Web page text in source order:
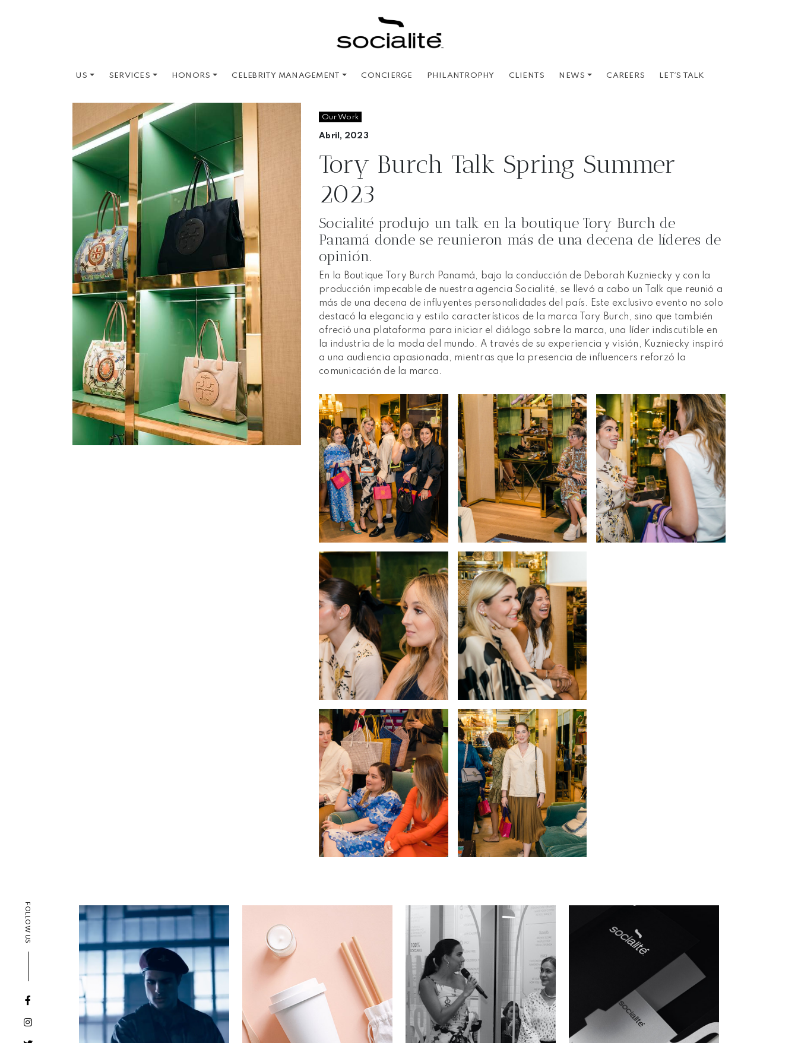
US SERVICES HONORS CELEBRITY MANAGEMENT CONCIERGE PHILANTROPHY CLIENTS NEWS CAREERS LET´S TALK
Our Work
Abril, 2023
Tory Burch Talk Spring Summer
2023
Socialité produjo un talk en la boutique Tory Burch de
Panamá donde se reunieron más de una decena de líderes de
opinión.
En la Boutique Tory Burch Panamá, bajo la conducción de Deborah Kuzniecky y con la
producción impecable de nuestra agencia Socialité, se llevó a cabo un Talk que reunió a
más de una decena de influyentes personalidades del país. Este exclusivo evento no solo
destacó la elegancia y estilo característicos de la marca Tory Burch, sino que también
ofreció una plataforma para iniciar el diálogo sobre la marca, una líder indiscutible en
la industria de la moda del mundo. A través de su experiencia y visión, Kuzniecky inspiró
a una audiencia apasionada, mientras que la presencia de influencers reforzó la
comunicación de la marca.
FOLLOW US